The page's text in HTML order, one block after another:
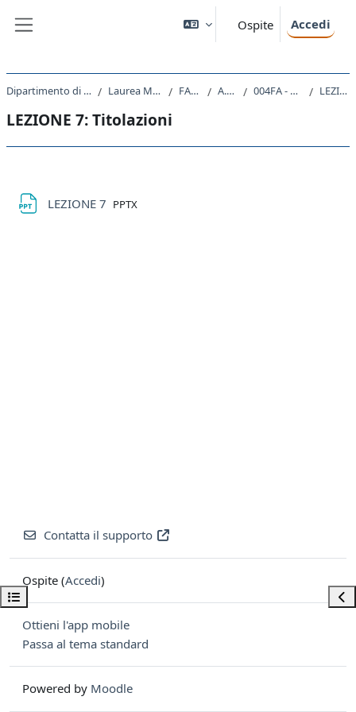
Ospite Accedi
Apri indice del corso
Dipartimento di Scienze Chimiche e Farmaceutiche Laurea Magistrale Ciclo Unico 5 anni FA01 - FARMACIA A.A. 2020 - 2021 004FA - CHIMICA ANALITICA 2020 LEZIONE 7: Titolazioni
LEZIONE 7: Titolazioni
LEZIONE 7 File
PPTX
Contatta il supporto
Ospite (Accedi)
Ottieni l'app mobile
Passa al tema standard
Powered by Moodle